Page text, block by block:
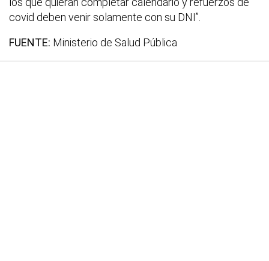
covid deben venir solamente con su DNI”.
FUENTE: Ministerio de Salud Pública